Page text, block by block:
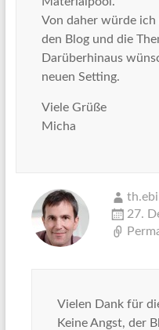
Von daher würde ich
den Blog und die
Darüberhinaus
neuen Setting.
Viele Grüße
Micha
27.
Vielen Dank für
Keine Angst, der